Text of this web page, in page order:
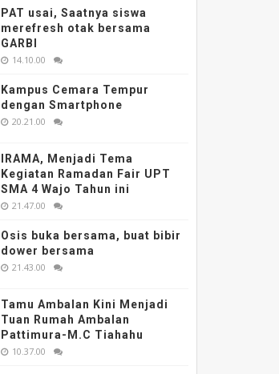
PAT usai, Saatnya siswa
merefresh otak bersama
GARBI
14.10.00
Kampus Cemara Tempur
dengan Smartphone
20.21.00
IRAMA, Menjadi Tema
Kegiatan Ramadan Fair UPT
SMA 4 Wajo Tahun ini
21.47.00
Osis buka bersama, buat bibir
dower bersama
21.43.00
Tamu Ambalan Kini Menjadi
Tuan Rumah Ambalan
Pattimura-M.C Tiahahu
10.37.00